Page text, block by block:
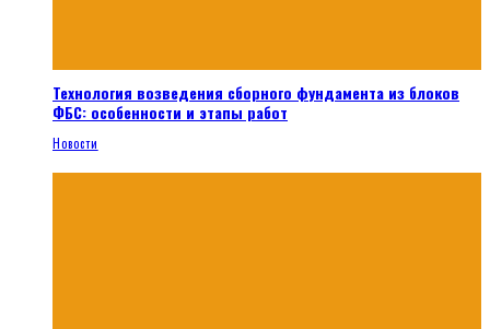
Технология возведения сборного фундамента из блоков
ФБС: особенности и этапы работ
Новости